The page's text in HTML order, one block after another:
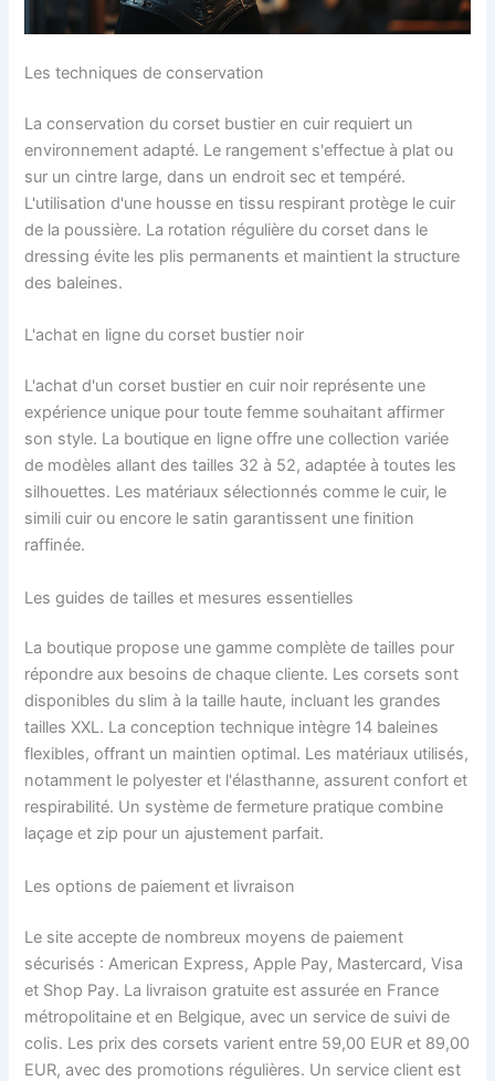
Les techniques de conservation
La conservation du corset bustier en cuir requiert un
environnement adapté. Le rangement s'effectue à plat ou
sur un cintre large, dans un endroit sec et tempéré.
L'utilisation d'une housse en tissu respirant protège le cuir
de la poussière. La rotation régulière du corset dans le
dressing évite les plis permanents et maintient la structure
des baleines.
L'achat en ligne du corset bustier noir
L'achat d'un corset bustier en cuir noir représente une
expérience unique pour toute femme souhaitant affirmer
son style. La boutique en ligne offre une collection variée
de modèles allant des tailles 32 à 52, adaptée à toutes les
silhouettes. Les matériaux sélectionnés comme le cuir, le
simili cuir ou encore le satin garantissent une finition
raffinée.
Les guides de tailles et mesures essentielles
La boutique propose une gamme complète de tailles pour
répondre aux besoins de chaque cliente. Les corsets sont
disponibles du slim à la taille haute, incluant les grandes
tailles XXL. La conception technique intègre 14 baleines
flexibles, offrant un maintien optimal. Les matériaux utilisés,
notamment le polyester et l'élasthanne, assurent confort et
respirabilité. Un système de fermeture pratique combine
laçage et zip pour un ajustement parfait.
Les options de paiement et livraison
Le site accepte de nombreux moyens de paiement
sécurisés : American Express, Apple Pay, Mastercard, Visa
et Shop Pay. La livraison gratuite est assurée en France
métropolitaine et en Belgique, avec un service de suivi de
colis. Les prix des corsets varient entre 59,00 EUR et 89,00
EUR, avec des promotions régulières. Un service client est